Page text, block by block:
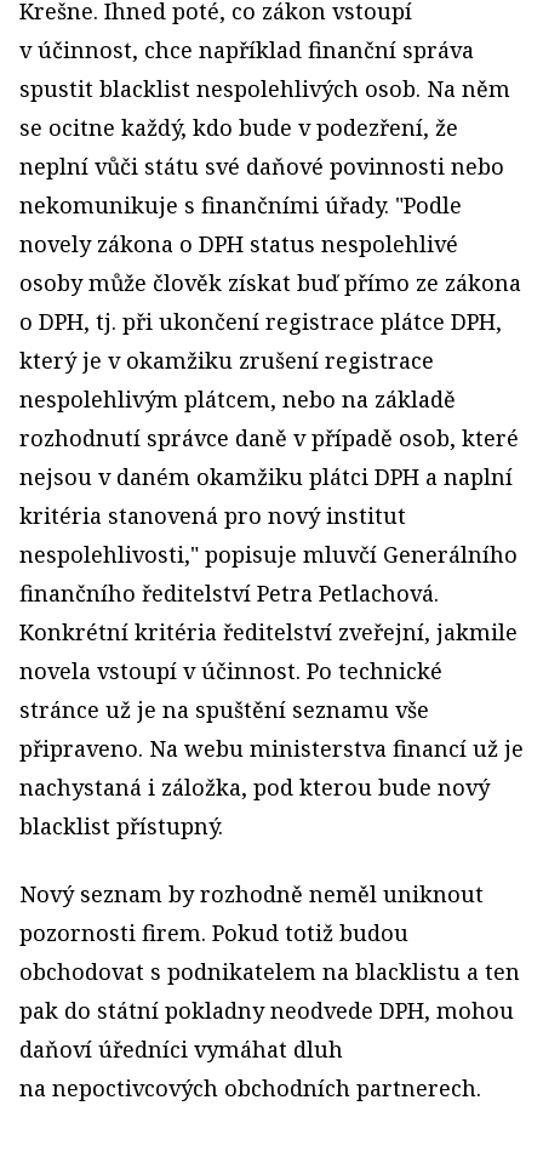
Krešne. Ihned poté, co zákon vstoupí
v účinnost, chce například finanční správa
spustit blacklist nespolehlivých osob. Na něm
se ocitne každý, kdo bude v podezření, že
neplní vůči státu své daňové povinnosti nebo
nekomunikuje s finančními úřady. "Podle
novely zákona o DPH status nespolehlivé
osoby může člověk získat buď přímo ze zákona
o DPH, tj. při ukončení registrace plátce DPH,
který je v okamžiku zrušení registrace
nespolehlivým plátcem, nebo na základě
rozhodnutí správce daně v případě osob, které
nejsou v daném okamžiku plátci DPH a naplní
kritéria stanovená pro nový institut
nespolehlivosti," popisuje mluvčí Generálního
finančního ředitelství Petra Petlachová.
Konkrétní kritéria ředitelství zveřejní, jakmile
novela vstoupí v účinnost. Po technické
stránce už je na spuštění seznamu vše
připraveno. Na webu ministerstva financí už je
nachystaná i záložka, pod kterou bude nový
blacklist přístupný.
Nový seznam by rozhodně neměl uniknout
pozornosti firem. Pokud totiž budou
obchodovat s podnikatelem na blacklistu a ten
pak do státní pokladny neodvede DPH, mohou
daňoví úředníci vymáhat dluh
na nepoctivcových obchodních partnerech.